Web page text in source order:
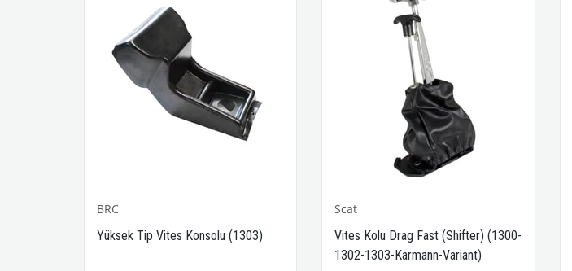
BRC
Yüksek Tip Vites Konsolu (1303)
Scat
Vites Kolu Drag Fast (Shifter) (1300-
1302-1303-Karmann-Variant)